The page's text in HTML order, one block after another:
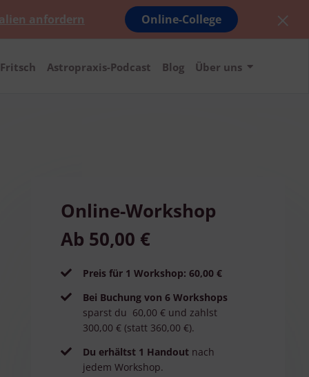
anfordern Online-College
Astropraxis-Podcast Blog Über uns
Online-Workshop
Ab 50,00 €
Preis für 1 Workshop: 60,00 €
Bei Buchung von 6 Workshops
sparst du 60,00 € und zahlst
300,00 € (statt 360,00 €).
Du erhältst 1 Handout nach
jedem Workshop.